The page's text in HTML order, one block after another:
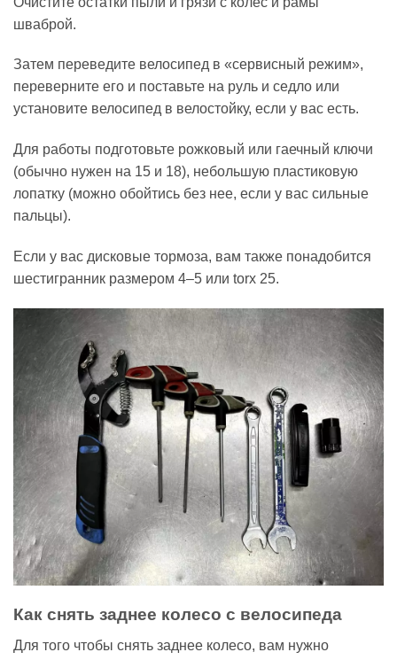
шваброй.
Затем переведите велосипед в «сервисный режим»,
переверните его и поставьте на руль и седло или
установите велосипед в велостойку, если у вас есть.
Для работы подготовьте рожковый или гаечный ключи
(обычно нужен на 15 и 18), небольшую пластиковую
лопатку (можно обойтись без нее, если у вас сильные
пальцы).
Если у вас дисковые тормоза, вам также понадобится
шестигранник размером 4–5 или torx 25.
Как снять заднее колесо с велосипеда
Для того чтобы снять заднее колесо, вам нужно